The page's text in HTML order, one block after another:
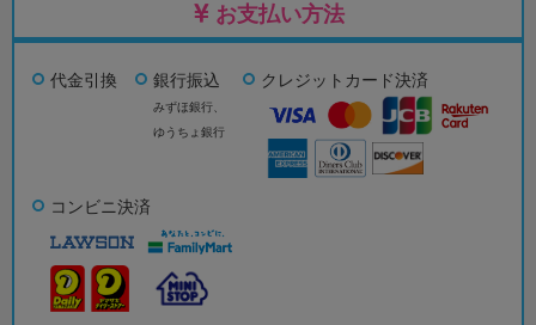
お支払い方法
代金引換 銀行振込
みずほ銀行、
ゆうちょ銀行
クレジットカード決済
コンビニ決済